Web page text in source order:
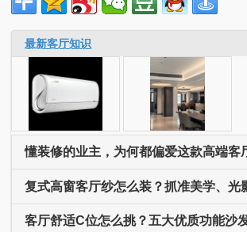
最新客厅知识
懂装修的业主，为何都偏爱这款高端客
复式高窗客厅纱怎么装？抓准美学、光
客厅舒适C位怎么挑？五大优质功能沙